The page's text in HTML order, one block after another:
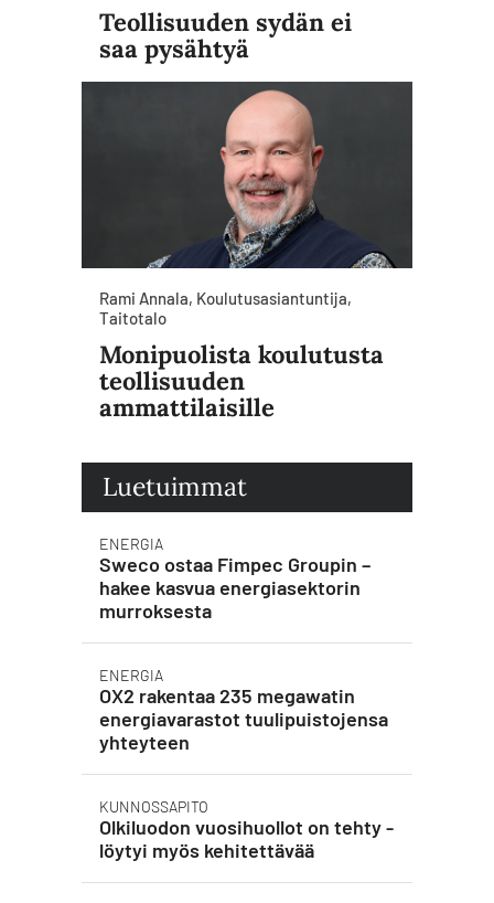
Teollisuuden sydän ei
saa pysähtyä
Rami Annala, Koulutusasiantuntija,
Taitotalo
Monipuolista koulutusta
teollisuuden
ammattilaisille
Luetuimmat
ENERGIA
Sweco ostaa Fimpec Groupin –
hakee kasvua energiasektorin
murroksesta
ENERGIA
OX2 rakentaa 235 megawatin
energiavarastot tuulipuistojensa
yhteyteen
KUNNOSSAPITO
Olkiluodon vuosihuollot on tehty -
löytyi myös kehitettävää